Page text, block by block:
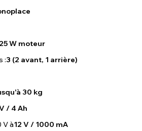
W moteur
:3 (2 avant, 1 arrière)
30 kg
/ 4 Ah
V à12 V / 1000 mA